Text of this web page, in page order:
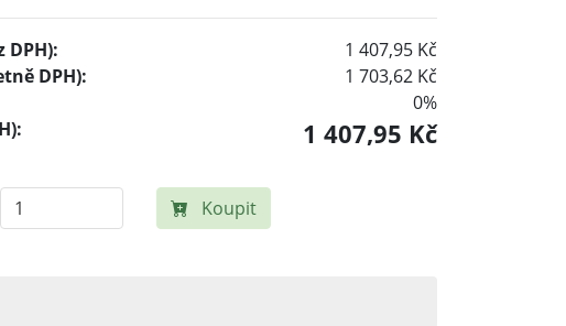
DPH):
1 407,95 Kč
DPH):
1 703,62 Kč
0%
1 407,95 Kč
Koupit